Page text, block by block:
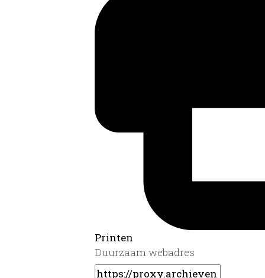
Printen
Duurzaam webadres